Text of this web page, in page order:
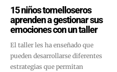
15 niños tomelloseros
aprenden a gestionar sus
emociones con un taller
El taller les ha enseñado que
pueden desarrollarse diferentes
estrategias que permitan